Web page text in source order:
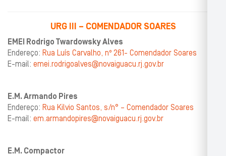
URG III – COMENDADOR SOARES
EMEI Rodrigo Twardowsky Alves
Endereço: Rua Luís Carvalho, nº 261- Comendador Soares
E-mail: emei.rodrigoalves@novaiguacu.rj.gov.br
E.M. Armando Pires
Endereço: Rua Kilvio Santos, s/n° – Comendador Soares
E-mail: em.armandopires@novaiguacu.rj.gov.br
E.M. Compactor